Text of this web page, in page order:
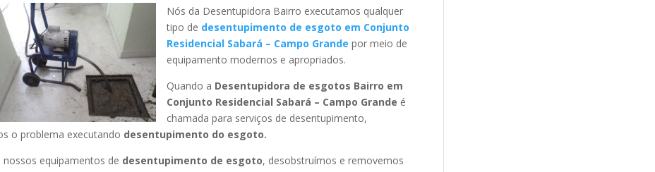
Nós da Desentupidora Bairro executamos qualquer
tipo de desentupimento de esgoto em Conjunto
Residencial Sabará – Campo Grande por meio de
equipamento modernos e apropriados.
Quando a Desentupidora de esgotos Bairro em
Conjunto Residencial Sabará – Campo Grande é
chamada para serviços de desentupimento,
o problema executando desentupimento do esgoto.
nossos equipamentos de desentupimento de esgoto, desobstruímos e removemos